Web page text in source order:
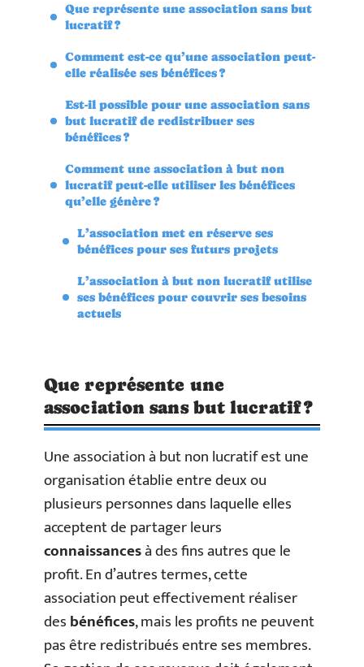
Que représente une association sans but
lucratif ?
Comment est-ce qu’une association peut-
elle réalisée ses bénéfices ?
Est-il possible pour une association sans
but lucratif de redistribuer ses
bénéfices ?
Comment une association à but non
lucratif peut-elle utiliser les bénéfices
qu’elle génère ?
L’association met en réserve ses
bénéfices pour ses futurs projets
L’association à but non lucratif utilise
ses bénéfices pour couvrir ses besoins
actuels
Que représente une
association sans but lucratif ?
Une association à but non lucratif est une
organisation établie entre deux ou
plusieurs personnes dans laquelle elles
acceptent de partager leurs
connaissancesà des fins autres que le
profit. En d’autres termes, cette
association peut effectivement réaliser
desbénéfices, mais les profits ne peuvent
pas être redistribués entre ses membres.